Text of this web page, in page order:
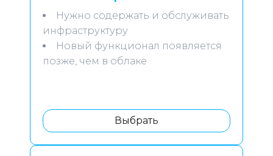
Нужно содержать и обслуживать
инфраструктуру
Новый функционал появляется
позже, чем в облаке
Выбрать